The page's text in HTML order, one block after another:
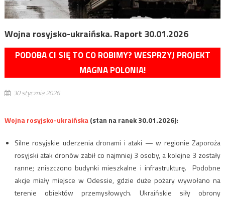
Wojna rosyjsko-ukraińska. Raport 30.01.2026
PODOBA CI SIĘ TO CO ROBIMY? WESPRZYJ PROJEKT
MAGNA POLONIA!
30 stycznia 2026
Wojna rosyjsko-ukraińska(stan na ranek 30.01.2026):
Silne rosyjskie uderzenia dronami i ataki — w regionie Zaporoża
rosyjski atak dronów zabił co najmniej 3 osoby, a kolejne 3 zostały
ranne; zniszczono budynki mieszkalne i infrastrukturę. Podobne
akcje miały miejsce w Odessie, gdzie duże pożary wywołano na
terenie obiektów przemysłowych. Ukraińskie siły obrony